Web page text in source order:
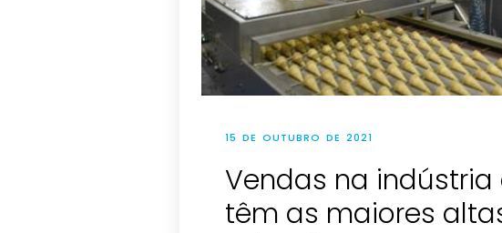
15 DE OUTUBRO DE 2021
Vendas na
têm as maiores